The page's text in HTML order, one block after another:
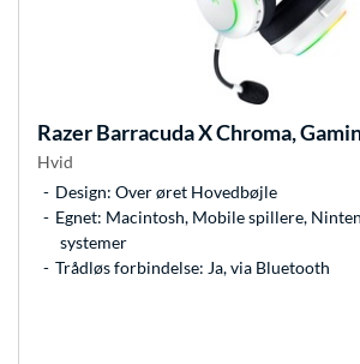
RazerBarracuda X Chroma,
Hvid
Design: Over øret Hovedbøjle
Egnet: Macintosh, Mobile spillere,
systemer
Trådløs forbindelse: Ja, via Bluetooth